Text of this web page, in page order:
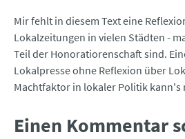
Mir fehlt in diesem Text eine
Lokalzeitungen in vielen Städten -
Teil der Honoratiorenschaft sind.
Lokalpresse ohne Reflexion über
Machtfaktor in lokaler Politik kann's
Einen Kommentar